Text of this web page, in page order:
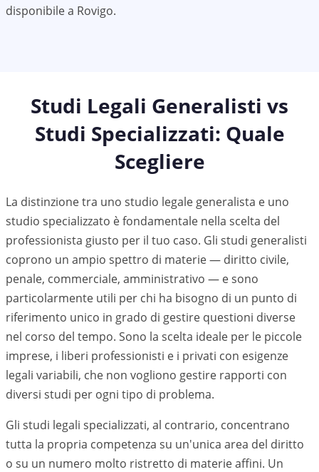
disponibile a Rovigo.
Studi Legali Generalisti vs
Studi Specializzati: Quale
Scegliere
La distinzione tra uno studio legale generalista e uno
studio specializzato è fondamentale nella scelta del
professionista giusto per il tuo caso. Gli studi generalisti
coprono un ampio spettro di materie — diritto civile,
penale, commerciale, amministrativo — e sono
particolarmente utili per chi ha bisogno di un punto di
riferimento unico in grado di gestire questioni diverse
nel corso del tempo. Sono la scelta ideale per le piccole
imprese, i liberi professionisti e i privati con esigenze
legali variabili, che non vogliono gestire rapporti con
diversi studi per ogni tipo di problema.
Gli studi legali specializzati, al contrario, concentrano
tutta la propria competenza su un'unica area del diritto
o su un numero molto ristretto di materie affini. Un